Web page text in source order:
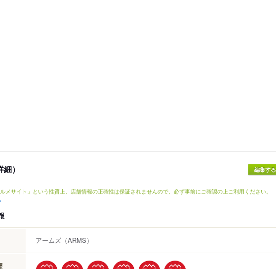
） 編集する
メサイト」という性質上、店舗情報の正確性は保証されませんので、必ず事前にご確認の上ご利用ください。
アームズ （ARMS）